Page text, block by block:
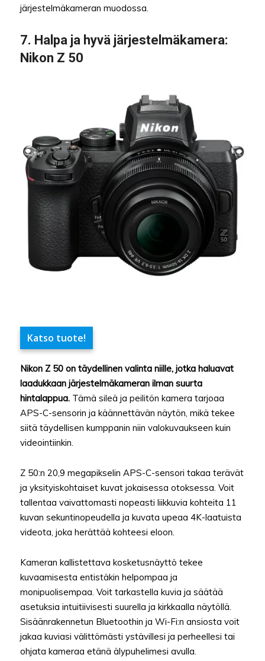
järjestelmäkameran muodossa.
7. Halpa ja hyvä järjestelmäkamera:
Nikon Z 50
Katso tuote!
Nikon Z 50 on täydellinen valinta niille, jotka haluavat
laadukkaan järjestelmäkameran ilman suurta
hintalappua. Tämä sileä ja peilitön kamera tarjoaa
APS-C-sensorin ja käännettävän näytön, mikä tekee
siitä täydellisen kumppanin niin valokuvaukseen kuin
videointiinkin.
Z 50:n 20,9 megapikselin APS-C-sensori takaa terävät
ja yksityiskohtaiset kuvat jokaisessa otoksessa. Voit
tallentaa vaivattomasti nopeasti liikkuvia kohteita 11
kuvan sekuntinopeudella ja kuvata upeaa 4K-laatuista
videota, joka herättää kohteesi eloon.
Kameran kallistettava kosketusnäyttö tekee
kuvaamisesta entistäkin helpompaa ja
monipuolisempaa. Voit tarkastella kuvia ja säätää
asetuksia intuitiivisesti suurella ja kirkkaalla näytöllä.
Sisäänrakennetun Bluetoothin ja Wi-Fi:n ansiosta voit
jakaa kuviasi välittömästi ystävillesi ja perheellesi tai
ohjata kameraa etänä älypuhelimesi avulla.